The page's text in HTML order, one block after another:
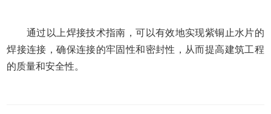
通过以上焊接技术指南，可以有效地实现紫铜止水片的
焊接连接，确保连接的牢固性和密封性，从而提高建筑工程
的质量和安全性。